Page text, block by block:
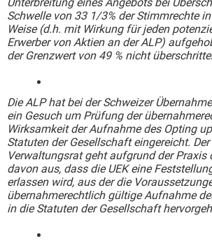
Schwelle von 33 1/3% der Stimmrechte
Weise (d.h. mit Wirkung für jeden
Erwerber von Aktien an der ALP)
der Grenzwert von 49 % nicht
Die ALP hat bei der Schweizer
ein Gesuch um Prüfung der
Wirksamkeit der Aufnahme des Opting
Statuten der Gesellschaft eingereicht. Der
Verwaltungsrat geht aufgrund der Praxis
davon aus, dass die UEK eine
erlassen wird, aus der die
übernahmerechtlich gültige Aufnahme
in die Statuten der Gesellschaft